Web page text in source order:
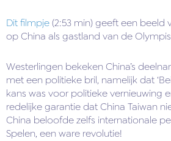
Dit filmpje(2:53 min) geeft een beeld
op China als gastland van de
Westerlingen bekeken China’s
met een politieke bril, namelijk dat
kans was voor politieke vernieuwing
redelijke garantie dat China Taiwan
China beloofde zelfs internationale
Spelen, een ware revolutie!